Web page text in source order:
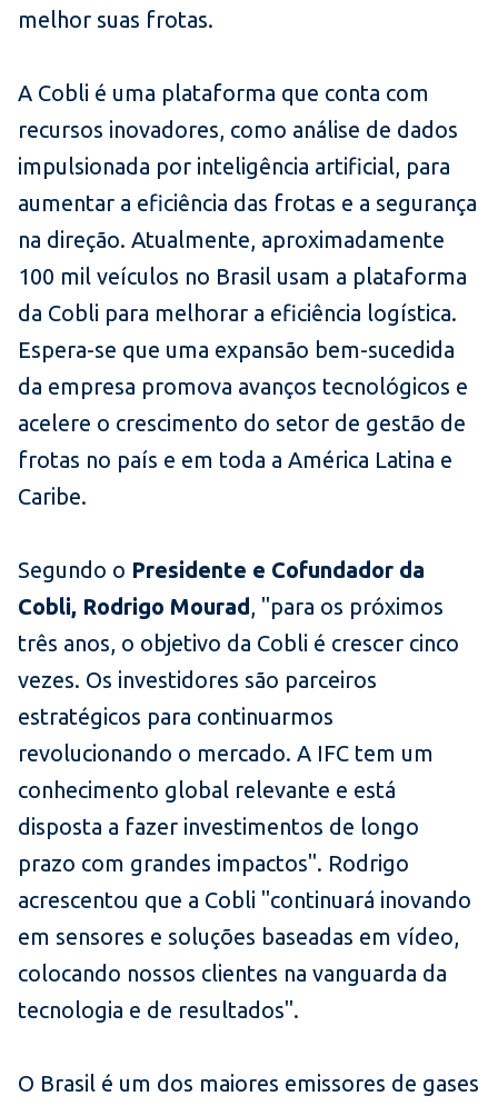
melhor suas frotas.
A Cobli é uma plataforma que conta com
recursos inovadores, como análise de dados
impulsionada por inteligência artificial, para
aumentar a eficiência das frotas e a segurança
na direção. Atualmente, aproximadamente
100 mil veículos no Brasil usam a plataforma
da Cobli para melhorar a eficiência logística.
Espera-se que uma expansão bem-sucedida
da empresa promova avanços tecnológicos e
acelere o crescimento do setor de gestão de
frotas no país e em toda a América Latina e
Caribe.
Segundo o Presidente e Cofundador da
Cobli, Rodrigo Mourad, "para os próximos
três anos, o objetivo da Cobli é crescer cinco
vezes. Os investidores são parceiros
estratégicos para continuarmos
revolucionando o mercado. A IFC tem um
conhecimento global relevante e está
disposta a fazer investimentos de longo
prazo com grandes impactos". Rodrigo
acrescentou que a Cobli "continuará inovando
em sensores e soluções baseadas em vídeo,
colocando nossos clientes na vanguarda da
tecnologia e de resultados".
O Brasil é um dos maiores emissores de gases